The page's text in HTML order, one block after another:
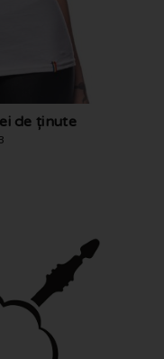
de ținute